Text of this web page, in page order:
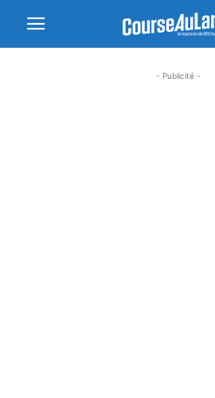
- Publicité -